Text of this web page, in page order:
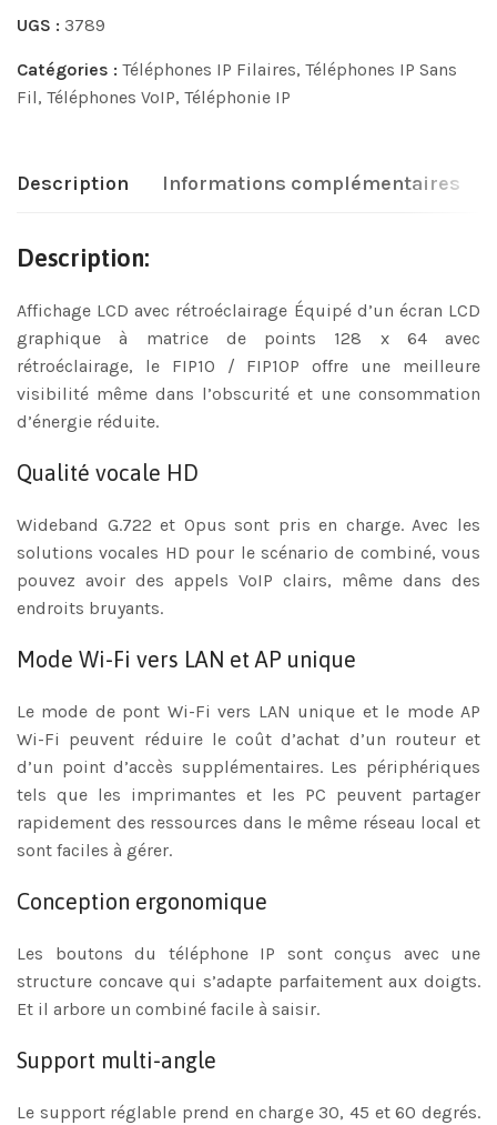
UGS : 3789
Catégories : Téléphones IP Filaires, Téléphones IP Sans
Fil, Téléphones VoIP, Téléphonie IP
Description Informations complémentaires
Description:
Affichage LCD avec rétroéclairage Équipé d’un écran LCD
graphique à matrice de points 128 x 64 avec
rétroéclairage, le FIP10 / FIP10P offre une meilleure
visibilité même dans l’obscurité et une consommation
d’énergie réduite.
Qualité vocale HD
Wideband G.722 et Opus sont pris en charge. Avec les
solutions vocales HD pour le scénario de combiné, vous
pouvez avoir des appels VoIP clairs, même dans des
endroits bruyants.
Mode Wi-Fi vers LAN et AP unique
Le mode de pont Wi-Fi vers LAN unique et le mode AP
Wi-Fi peuvent réduire le coût d’achat d’un routeur et
d’un point d’accès supplémentaires. Les périphériques
tels que les imprimantes et les PC peuvent partager
rapidement des ressources dans le même réseau local et
sont faciles à gérer.
Conception ergonomique
Les boutons du téléphone IP sont conçus avec une
structure concave qui s’adapte parfaitement aux doigts.
Et il arbore un combiné facile à saisir.
Support multi-angle
Le support réglable prend en charge 30, 45 et 60 degrés.